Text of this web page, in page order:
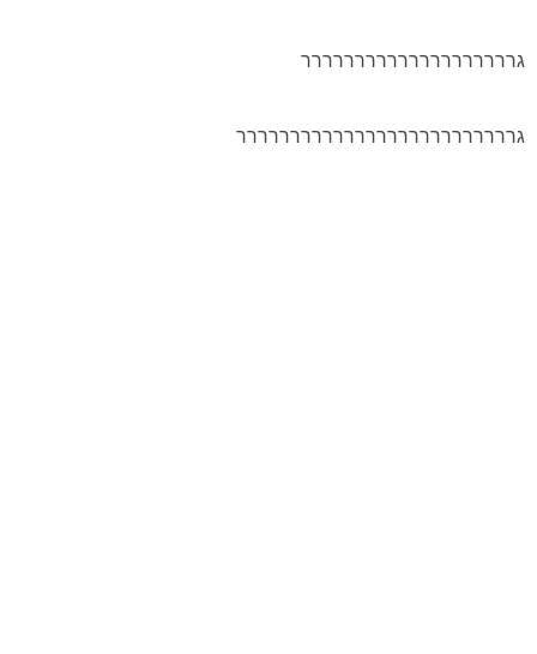
גרררררררררררררררררררר
גרררררררררררררררררררררררררר